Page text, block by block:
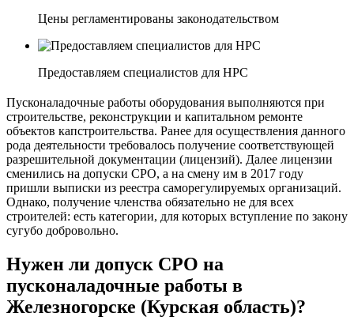
Цены регламентированы законодательством
Предоставляем специалистов для НРС
Пусконаладочные работы оборудования выполняются при
строительстве, реконструкции и капитальном ремонте
объектов капстроительства. Ранее для осуществления данного
рода деятельности требовалось получение соответствующей
разрешительной документации (лицензий). Далее лицензии
сменились на допуски СРО, а на смену им в 2017 году
пришли выписки из реестра саморегулируемых организаций.
Однако, получение членства обязательно не для всех
строителей: есть категории, для которых вступление по закону
сугубо добровольно.
Нужен ли допуск СРО на
пусконаладочные работы в
Железногорске (Курская область)?